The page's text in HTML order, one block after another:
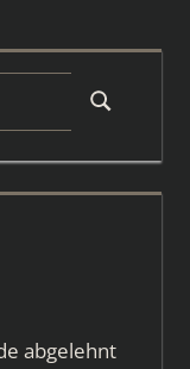
Suchen
abgelehnt